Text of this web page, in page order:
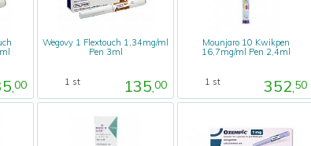
00
Wegovy 1 Flextouch 1,34mg/ml
Pen 3ml
1 st 135 00
Mounjaro 10 Kwikpen
16,7mg/ml Pen 2,4ml
1 st 352 50